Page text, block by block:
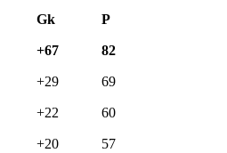
Gk P
+67 82
+29 69
+22 60
+20 57